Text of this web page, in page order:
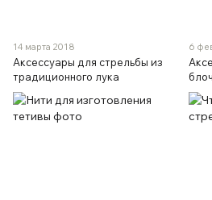
14 марта 2018
Аксессуары для стрельбы из
традиционного лука
6